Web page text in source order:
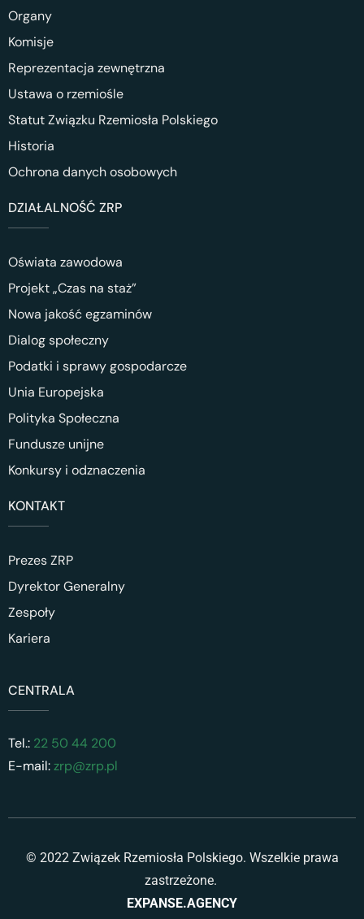
Organy
Komisje
Reprezentacja zewnętrzna
Ustawa o rzemiośle
Statut Związku Rzemiosła Polskiego
Historia
Ochrona danych osobowych
DZIAŁALNOŚĆ ZRP
Oświata zawodowa
Projekt „Czas na staż”
Nowa jakość egzaminów
Dialog społeczny
Podatki i sprawy gospodarcze
Unia Europejska
Polityka Społeczna
Fundusze unijne
Konkursy i odznaczenia
KONTAKT
Prezes ZRP
Dyrektor Generalny
Zespoły
Kariera
CENTRALA
Tel.: 22 50 44 200
E-mail:zrp@zrp.pl
© 2022 Związek Rzemiosła Polskiego. Wszelkie prawa
zastrzeżone.
EXPANSE.AGENCY